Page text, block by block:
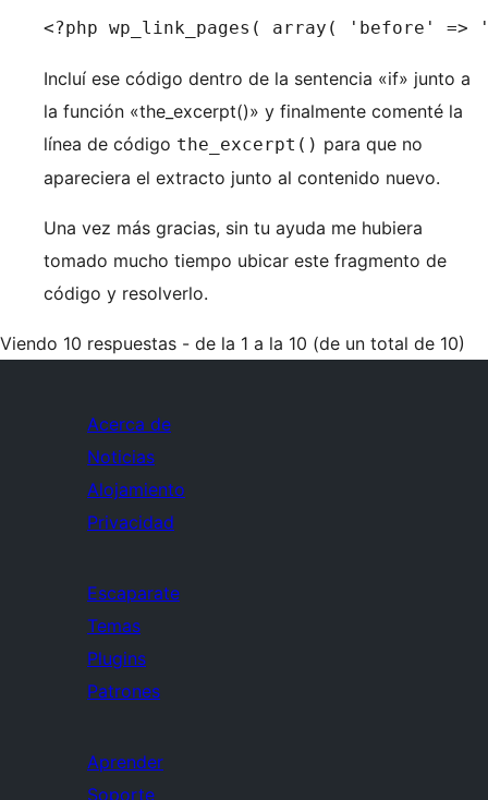
<?php wp_link_pages( array(
Incluí ese código dentro de la sentencia «if» junto a
la función «the_excerpt()» y finalmente comenté la
línea de código the_excerpt() para que no
apareciera el extracto junto al contenido nuevo.
Una vez más gracias, sin tu ayuda me hubiera
tomado mucho tiempo ubicar este fragmento de
código y resolverlo.
Viendo 10 respuestas - de la 1 a la 10 (de un total de 10)
Acerca de
Noticias
Alojamiento
Privacidad
Escaparate
Temas
Plugins
Patrones
Aprender
Soporte